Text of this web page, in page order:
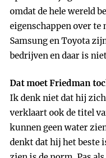
omdat de hele wereld
eigenschappen over
Samsung en Toyota
bedrijven en daar is
Dat moet Friedman
Ik denk niet dat hij
verklaart ook de titel
kunnen geen water
denkt dat hij het beste